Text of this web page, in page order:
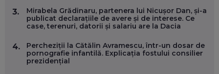
ANDREI AVĂDANEI, BIT SENTINEL: CUM ÎȚI PROTEJEZI
EFICIENT VIAȚA ONLINE. ȘI CARE SUNT PRIMII PAȘI ÎNTR-O
EP. 56
3.
Mirabela Grădinaru, partenera lui Nicușor Dan, și-a
publicat declarațiile de avere și de interese. Ce
case, terenuri, datorii și salariu are la Dacia
4.
Percheziții la Cătălin Avramescu, într-un dosar de
pornografie infantilă. Explicația fostului consilier
prezidențial